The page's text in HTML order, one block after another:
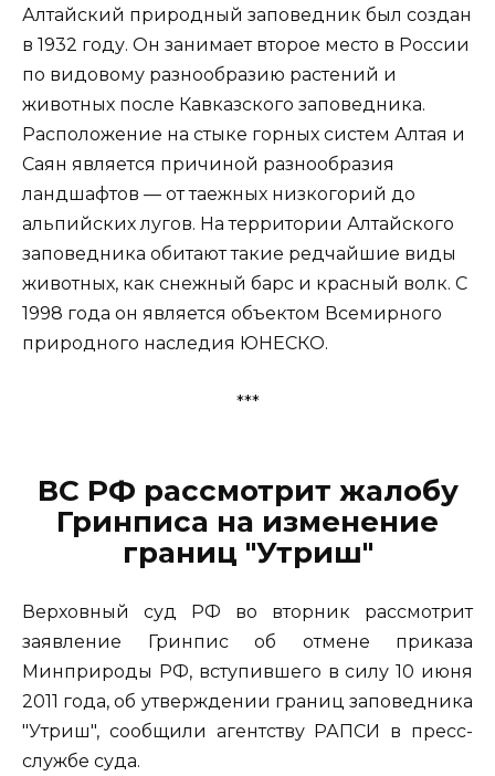
Алтайский природный заповедник был создан
в 1932 году. Он занимает второе место в России
по видовому разнообразию растений и
животных после Кавказского заповедника.
Расположение на стыке горных систем Алтая и
Саян является причиной разнообразия
ландшафтов — от таежных низкогорий до
альпийских лугов. На территории Алтайского
заповедника обитают такие редчайшие виды
животных, как снежный барс и красный волк. С
1998 года он является объектом Всемирного
природного наследия ЮНЕСКО.
***
ВС РФ рассмотрит жалобу
Гринписа на изменение
границ "Утриш"
Верховный суд РФ во вторник рассмотрит
заявление Гринпис об отмене приказа
Минприроды РФ, вступившего в силу 10 июня
2011 года, об утверждении границ заповедника
"Утриш", сообщили агентству РАПСИ в пресс-
службе суда.